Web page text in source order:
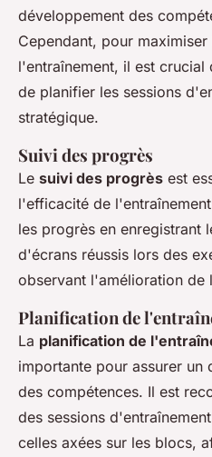
développement des
Cependant, pour
l'entraînement, il est
de planifier les sessions
stratégique.
Suivi des progrès
Le suivi des progrès est
l'efficacité de
les progrès en enregistrant
d'écrans réussis lors des
observant l'amélioration de
Planification de
La planification de
importante pour assurer un
des compétences. Il est
des sessions
celles axées sur les blocs,